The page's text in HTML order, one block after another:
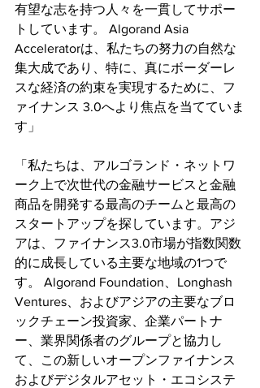
有望な志を持つ人々を一貫してサポー
トしています。 Algorand Asia
Acceleratorは、私たちの努力の自然な
集大成であり、特に、真にボーダーレ
スな経済の約束を実現するために、フ
ァイナンス 3.0へより焦点を当てていま
す」
「私たちは、アルゴランド・ネットワ
ーク上で次世代の金融サービスと金融
商品を開発する最高のチームと最高の
スタートアップを探しています。アジ
アは、ファイナンス3.0市場が指数関数
的に成長している主要な地域の1つで
す。 Algorand Foundation、Longhash
Ventures、およびアジアの主要なブロ
ックチェーン投資家、企業パートナ
ー、業界関係者のグループと協力し
て、この新しいオープンファイナンス
およびデジタルアセット・エコシステ